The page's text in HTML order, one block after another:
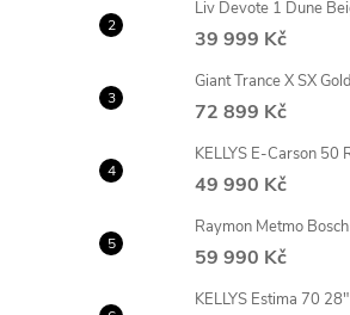
a
n
e
Liv Devote 1 Dune
39 999 Kč
Giant Trance X SX
72 899 Kč
KELLYS E-Carson 50
49 990 Kč
Raymon Metmo
59 990 Kč
KELLYS Estima 70 28"